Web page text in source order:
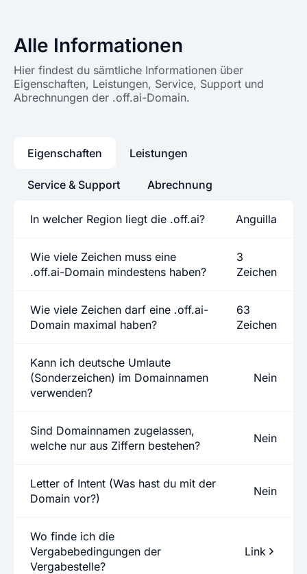
Alle Informationen
Hier findest du sämtliche Informationen über
Eigenschaften, Leistungen, Service, Support und
Abrechnungen der .off.ai-Domain.
Eigenschaften
In welcher Region liegt die .off.ai? Anguilla
Wie viele Zeichen muss eine
.off.ai-Domain mindestens haben?
3
Zeichen
Wie viele Zeichen darf eine .off.ai-
Domain maximal haben?
63
Zeichen
Kann ich deutsche Umlaute
(Sonderzeichen) im Domainnamen
verwenden?
Nein
Sind Domainnamen zugelassen,
welche nur aus Ziffern bestehen?
Nein
Letter of Intent (Was hast du mit der
Domain vor?)
Nein
Wo finde ich die
Vergabebedingungen der
Vergabestelle?
Link
Leistungen
Service & Support Abrechnung